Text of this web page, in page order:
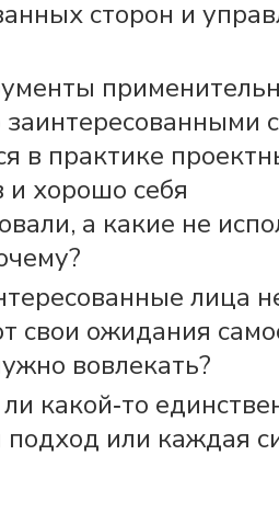
сторон и
в практике
хорошо себя
а какие не
лица
свои ожидания
вовлекать?
какой‐то
или каждая